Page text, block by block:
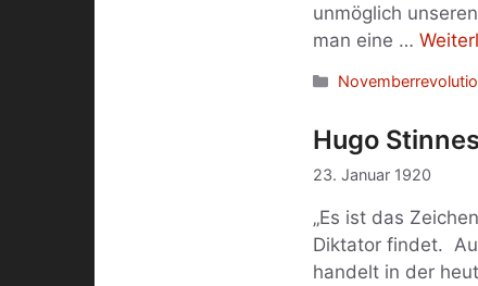
unmöglich
man eine …
Kategorien
Hugo
23. Januar 1920
„Es ist das
Diktator findet.
handelt in der